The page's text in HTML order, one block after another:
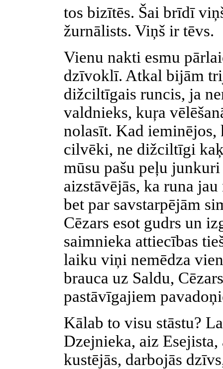
tos bizītēs. Šai brīdī
žurnālists. Viņš ir tēvs.
Vienu nakti esmu
dzīvoklī. Atkal bijām
dižciltīgais runcis, ja
valdnieks, kuŗa
nolasīt. Kad
cilvēki, ne dižciltīgi
mūsu pašu peļu
aizstāvējās, ka runa
bet par savstarpējām
Cēzars esot gudrs un
saimnieka attiecības
laiku viņi nemēdza
brauca uz Saldu,
pastāvīgajiem
Kālab to visu stāstu?
Dzejnieka, aiz
kustējās, darbojās